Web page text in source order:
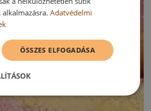
alkalmazásra.Adatvédelmi
ÖSSZES ELFOGADÁSA